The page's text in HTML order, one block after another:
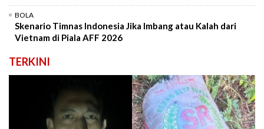
BOLA
Skenario Timnas Indonesia Jika Imbang atau Kalah dari
Vietnam di Piala AFF 2026
TERKINI